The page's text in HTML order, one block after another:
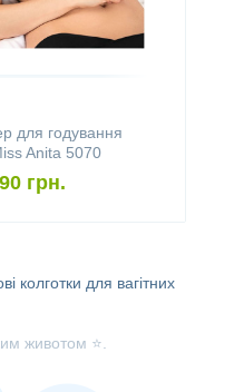
для годування
Anita 5070
75B, чорний)
грн.
колготки для вагітних
животом ⭐.